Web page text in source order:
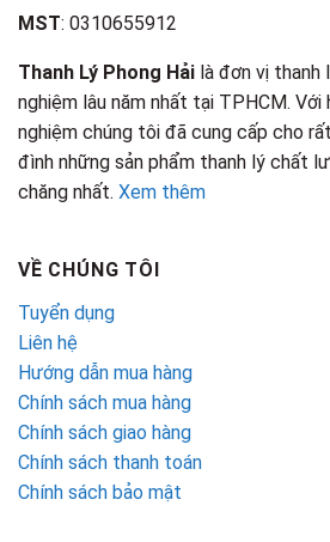
MST: 0310655912
Thanh Lý Phong Hải là đơn vị thanh
nghiệm lâu năm nhất tại TPHCM. Với
nghiệm chúng tôi đã cung cấp cho
đình những sản phẩm thanh lý chất
chăng nhất. Xem thêm
VỀ CHÚNG TÔI
Tuyển dụng
Liên hệ
Hướng dẫn mua hàng
Chính sách mua hàng
Chính sách giao hàng
Chính sách thanh toán
Chính sách bảo mật